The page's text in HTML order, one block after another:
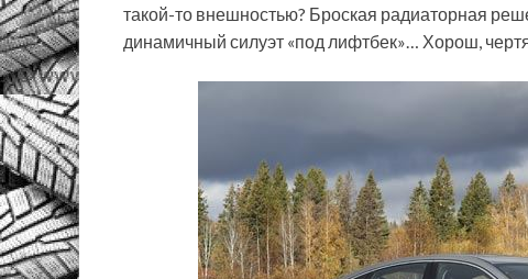
такой-то внешностью? Броская радиаторная
динамичный силуэт «под лифтбек»… Хорош,